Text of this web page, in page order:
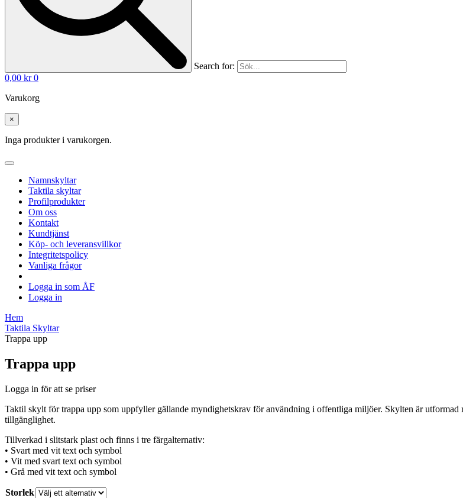
Search for:
0,00 kr 0
Varukorg
×
Inga produkter i varukorgen.
Namnskyltar
Taktila skyltar
Profilprodukter
Om oss
Kontakt
Kundtjänst
Köp- och leveransvillkor
Integritetspolicy
Vanliga frågor
Logga in som ÅF
Logga in
Hem
Taktila Skyltar
Trappa upp
Trappa upp
Logga in för att se priser
Taktil skylt för trappa upp som uppfyller gällande myndighetskrav för användning i offentliga miljöer. Skylten är
tillgänglighet.
Tillverkad i slitstark plast och finns i tre färgalternativ:
• Svart med vit text och symbol
• Vit med svart text och symbol
• Grå med vit text och symbol
Storlek